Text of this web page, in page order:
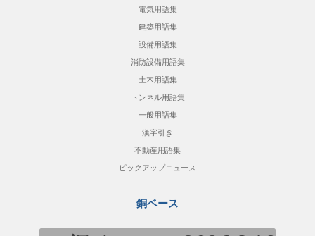
電気用語集
建築用語集
設備用語集
消防設備用語集
土木用語集
トンネル用語集
一般用語集
漢字引き
不動産用語集
ピックアップニュース
銅ベース